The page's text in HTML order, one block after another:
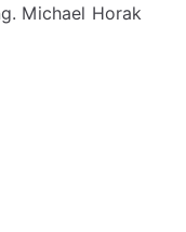
Michael Horak